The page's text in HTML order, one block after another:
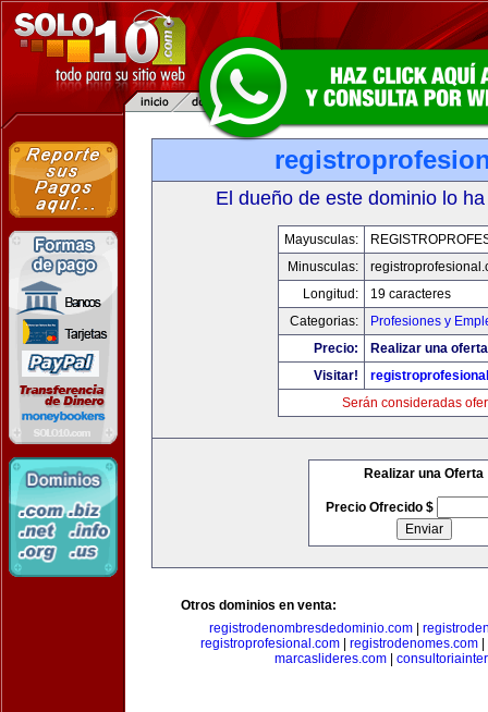
El dueño de este dominio lo
Mayusculas:
Minusculas:
Longitud:
19 caracteres
Categorias:
Profesiones y
Precio:
Realizar una
Visitar!
Serán consideradas
Realizar una Oferta
Precio Ofrecido $
Otros dominios en venta:
registrodenombresdedominio.com|
registroprofesional.com| registrodenomes.com|
marcaslideres.com|